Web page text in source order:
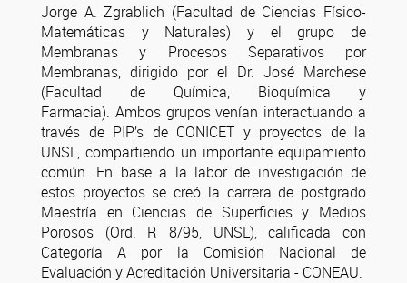
Jorge A. Zgrablich (Facultad de Ciencias Físico-
Matemáticas y Naturales) y el grupo de
Membranas y Procesos Separativos por
Membranas, dirigido por el Dr. José Marchese
(Facultad de Química, Bioquímica y
Farmacia). Ambos grupos venían interactuando a
través de PIP’s de CONICET y proyectos de la
UNSL, compartiendo un importante equipamiento
común. En base a la labor de investigación de
estos proyectos se creó la carrera de postgrado
Maestría en Ciencias de Superficies y Medios
Porosos (Ord. R 8/95, UNSL), calificada con
Categoría A por la Comisión Nacional de
Evaluación y Acreditación Universitaria - CONEAU.